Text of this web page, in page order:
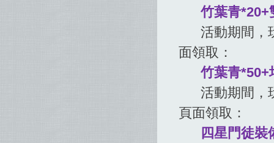
竹葉青*20+
活動期間，
面領取：
竹葉青*50+
活動期間，
頁面領取：
四星門徒